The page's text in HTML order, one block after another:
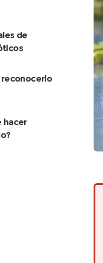
de
hacer